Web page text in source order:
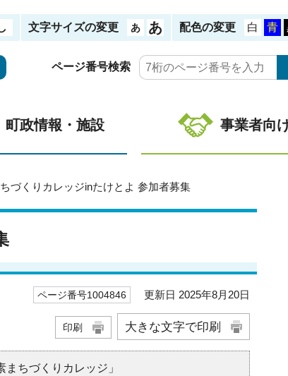
文字サイズの変更 配色の変更
ページ番号検索
町政情報・施設 事業者向
づくりカレッジinたけとよ 参加者募集
ページ番号1004846 更新日 2025年8月20日
印刷 大きな文字で印刷
ちづくりカレッジ」